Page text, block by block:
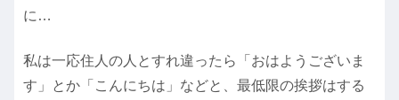
に…
私は一応住人の人とすれ違ったら「おはようございま
す」とか「こんにちは」などと、最低限の挨拶はする